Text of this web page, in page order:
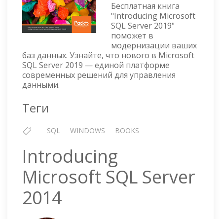
Бесплатная книга
"Introducing Microsoft
SQL Server 2019"
поможет в
модернизации ваших
баз данных. Узнайте, что нового в Microsoft
SQL Server 2019 — единой платформе
современных решений для управления
данными.
Теги
SQL WINDOWS BOOKS
Introducing
Microsoft SQL Server
2014